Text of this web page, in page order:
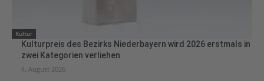
Kultur
Kulturpreis des Bezirks Niederbayern wird 2026 erstmals in
zwei Kategorien verliehen
4. August 2026